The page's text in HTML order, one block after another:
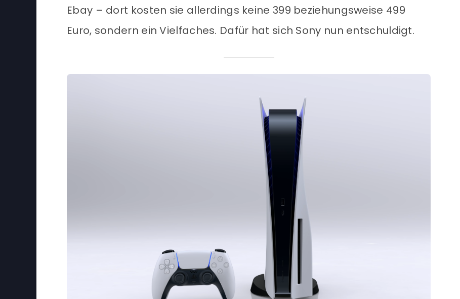
Ebay – dort kosten sie allerdings keine 399 beziehungsweise 499
Euro, sondern ein Vielfaches. Dafür hat sich Sony nun entschuldigt.